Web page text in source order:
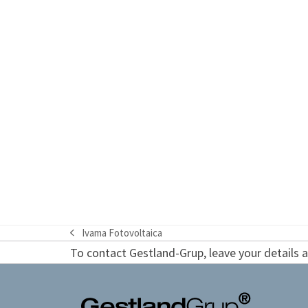
previous
post:
Ivama Fotovoltaica
To contact Gestland-Grup, leave your details